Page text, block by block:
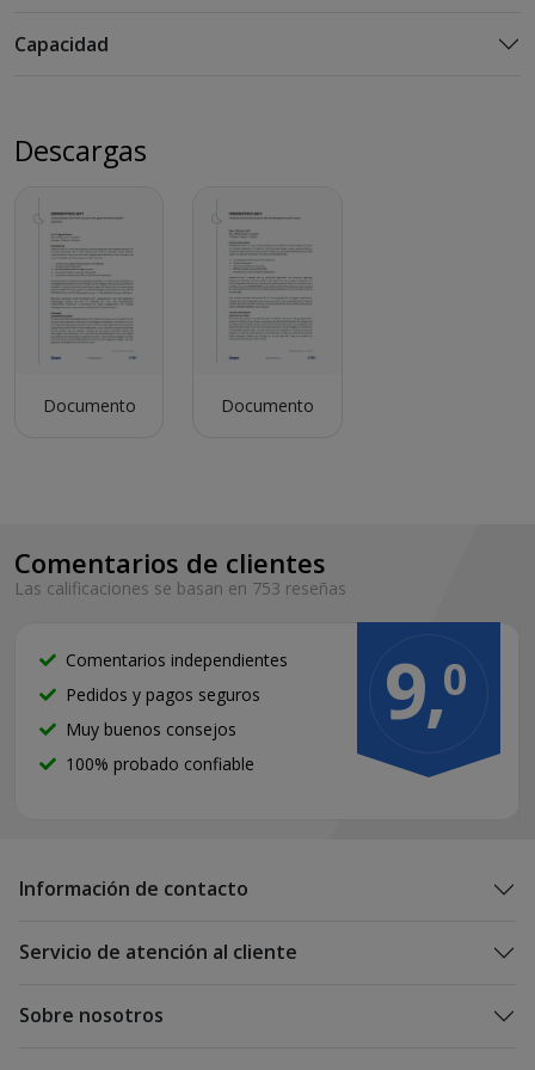
Capacidad
Descargas
Documento Documento
Comentarios de clientes
Las calificaciones se basan en 753 reseñas
Comentarios independientes
Pedidos y pagos seguros
Muy buenos consejos
100% probado confiable
9,0
Información de contacto
Servicio de atención al cliente
Sobre nosotros